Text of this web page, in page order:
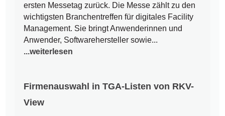
ersten Messetag zurück. Die Messe zählt zu den
wichtigsten Branchentreffen für digitales Facility
Management. Sie bringt Anwenderinnen und
Anwender, Softwarehersteller sowie...
...weiterlesen
Firmenauswahl in TGA-Listen von RKV-
View